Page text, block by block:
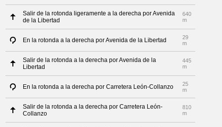
Salir de la rotonda ligeramente a la derecha por Avenida
de la Libertad
640
m
En la rotonda a la derecha por Avenida de la Libertad
29
m
Salir de la rotonda a la derecha por Avenida de la
Libertad
445
m
En la rotonda a la derecha por Carretera León-Collanzo
25
m
Salir de la rotonda a la derecha por Carretera León-
Collanzo
810
m